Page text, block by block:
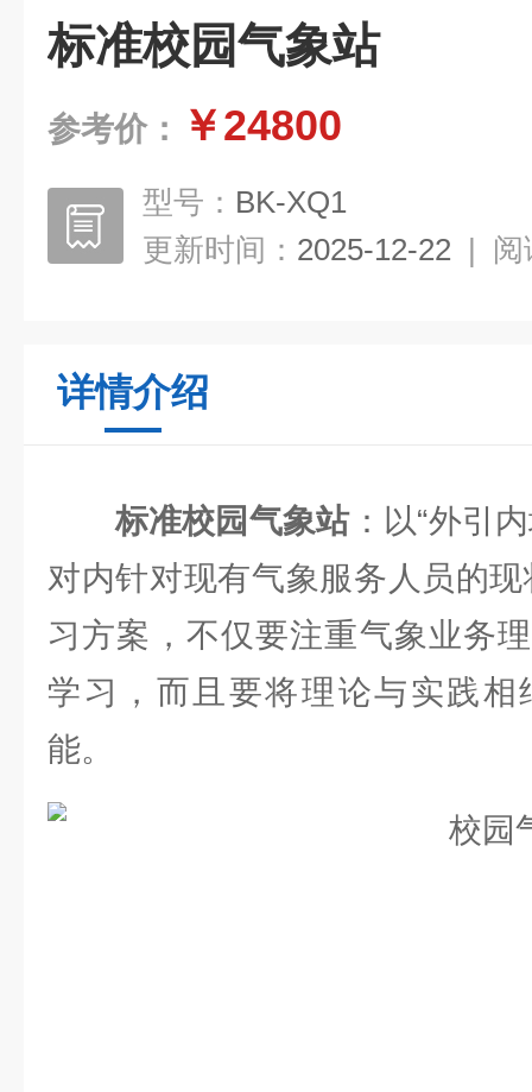
标准校园气象站
参考价： ￥24800
型号： BK-XQ1
更新时间： 2025-12-22 | 阅
详情介绍
标准校园气象站：以“外引
对内针对现有气象服务人员的
习方案，不仅要注重气象业务
学习，而且要将理论与实践
能。